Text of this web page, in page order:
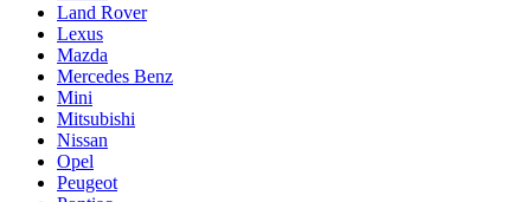
Land Rover
Lexus
Mazda
Mercedes Benz
Mini
Mitsubishi
Nissan
Opel
Peugeot